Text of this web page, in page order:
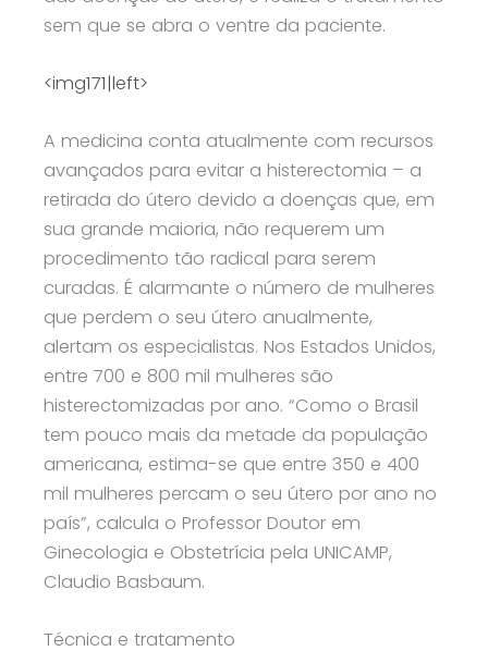
sem que se abra o ventre da paciente.
<img171|left>
A medicina conta atualmente com recursos
avançados para evitar a histerectomia – a
retirada do útero devido a doenças que, em
sua grande maioria, não requerem um
procedimento tão radical para serem
curadas. É alarmante o número de mulheres
que perdem o seu útero anualmente,
alertam os especialistas. Nos Estados Unidos,
entre 700 e 800 mil mulheres são
histerectomizadas por ano. “Como o Brasil
tem pouco mais da metade da população
americana, estima-se que entre 350 e 400
mil mulheres percam o seu útero por ano no
país”, calcula o Professor Doutor em
Ginecologia e Obstetrícia pela UNICAMP,
Claudio Basbaum.
Técnica e tratamento